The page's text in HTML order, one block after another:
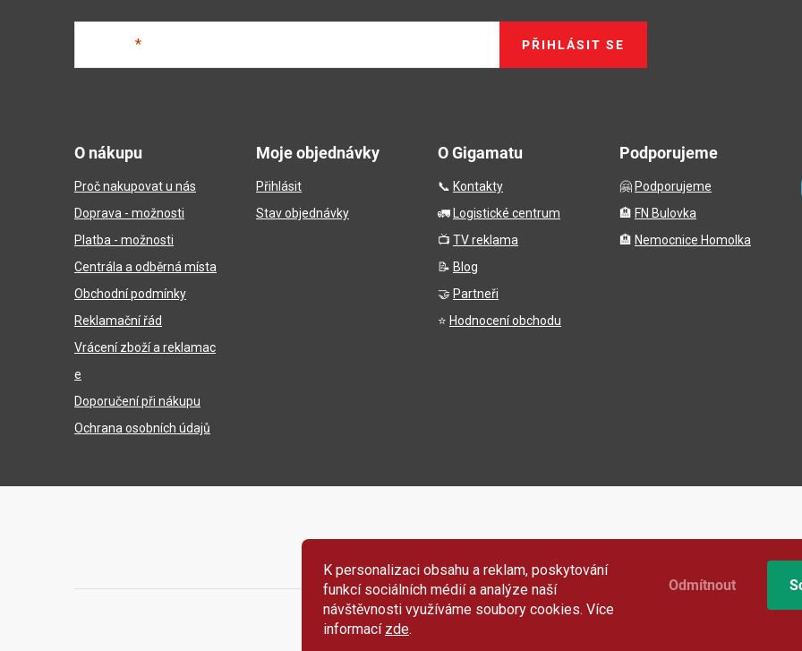
K personalizaci obsahu a reklam, poskytování
funkcí sociálních médií a analýze naší
návštěvnosti využíváme soubory cookies. Více
informací zde.
Odmítnout
PŘIHLÁSIT SE
O nákupu
Proč nakupovat u nás
Doprava - možnosti
Platba - možnosti
Centrála a odběrná místa
Obchodní podmínky
Reklamační řád
Vrácení zboží a reklamac
e
Doporučení při nákupu
Ochrana osobních údajů
Moje objednávky
Přihlásit
Stav objednávky
O Gigamatu
📞 Kontakty
🚛
Logistické centrum
📺 TV reklama
📝 Blog
🤝 Partneři
⭐ Hodnocení obchodu
Podporujeme
🤗 Podporujeme
🏨 FN Bulovka
🏨 Nemocnice Homolka
Copyright 2026